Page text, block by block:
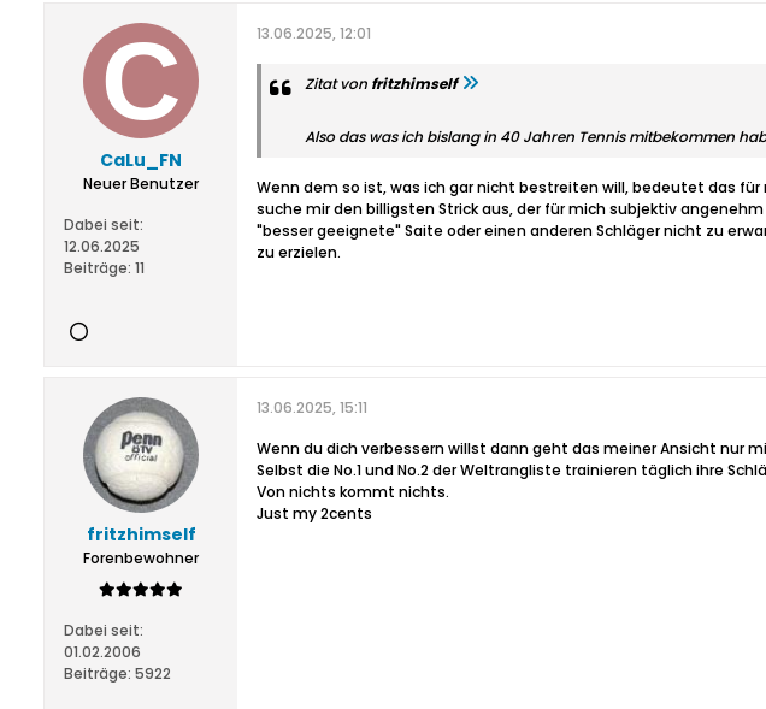
CaLu_FN
Neuer Benutzer
Dabei seit:
12.06.2025
Beiträge: 11
13.06.2025, 12:01
Zitat von fritzhimself
Also das was ich bislang in 40 Jahren Tennis mitbekommen
Wenn dem so ist, was ich gar nicht bestreiten will, bedeutet das
suche mir den billigsten Strick aus, der für mich subjektiv
"besser geeignete" Saite oder einen anderen Schläger nicht zu
zu erzielen.
fritzhimself
Forenbewohner
Dabei seit:
01.02.2006
Beiträge: 5922
13.06.2025, 15:11
Wenn du dich verbessern willst dann geht das meiner Ansicht nur
Selbst die No.1 und No.2 der Weltrangliste trainieren täglich ihre
Von nichts kommt nichts.
Just my 2cents